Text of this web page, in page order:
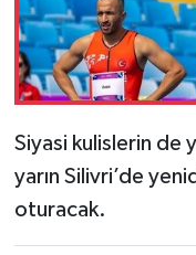
Siyasi kulislerin de
yarın Silivri’de
oturacak.